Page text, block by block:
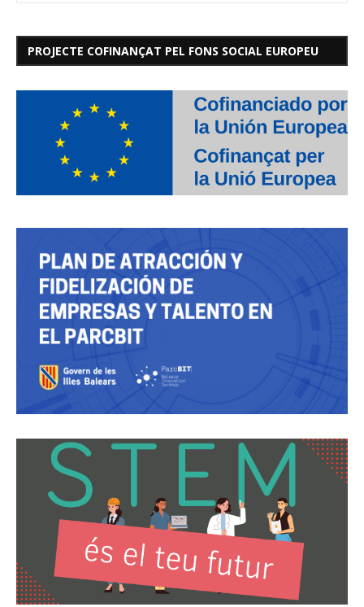
PROJECTE COFINANÇAT PEL FONS SOCIAL EUROPEU